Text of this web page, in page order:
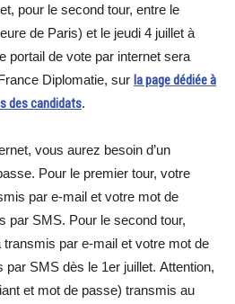
pour le second tour, entre le
de Paris) et le jeudi 4 juillet à
portail de vote par internet sera
Diplomatie, sur la page dédiée à
des candidats.
vous aurez besoin d’un
Pour le premier tour, votre
par e-mail et votre mot de
par SMS. Pour le second tour,
par e-mail et votre mot de
SMS dès le 1er juillet. Attention,
et mot de passe) transmis au